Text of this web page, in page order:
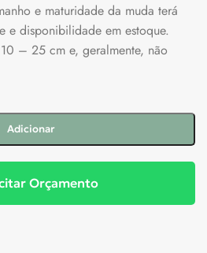
e maturidade da muda terá
e disponibilidade em estoque.
– 25 cm e, geralmente, não
Adicionar
Orçamento